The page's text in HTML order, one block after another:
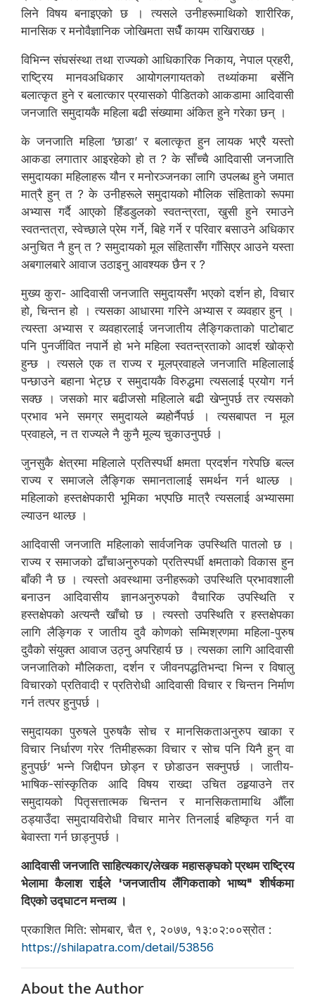
लिने विषय बनाइएको छ । त्यसले उनीहरूमाथिको शारीरिक,
मानसिक र मनोवैज्ञानिक जोखिमता सधैँ कायम राखिराख्छ ।
विभिन्न संघसंस्था तथा राज्यको आधिकारिक निकाय, नेपाल प्रहरी,
राष्ट्रिय मानवअधिकार आयोगलगायतको तथ्यांकमा बर्सेनि
बलात्कृत हुने र बलात्कार प्रयासको पीडितको आकडामा आदिवासी
जनजाति समुदायकै महिला बढी संख्यामा अंकित हुने गरेका छन् ।
के जनजाति महिला ‘छाडा’ र बलात्कृत हुन लायक भएरै यस्तो
आकडा लगातार आइरहेको हो त ? के साँच्चै आदिवासी जनजाति
समुदायका महिलाहरू यौन र मनोरञ्जनका लागि उपलब्ध हुने जमात
मात्रै हुन् त ? के उनीहरूले समुदायको मौलिक संहिताको रूपमा
अभ्यास गर्दै आएको हिँडडुलको स्वतन्त्रता, खुसी हुने रमाउने
स्वतन्तत्रा, स्वेच्छाले प्रेम गर्ने, बिहे गर्ने र परिवार बसाउने अधिकार
अनुचित नै हुन् त ? समुदायको मूल संहितासँग गाँसिएर आउने यस्ता
अबगालबारे आवाज उठाइनु आवश्यक छैन र ?
मुख्य कुरा- आदिवासी जनजाति समुदायसँग भएको दर्शन हो, विचार
हो, चिन्तन हो । त्यसका आधारमा गरिने अभ्यास र व्यवहार हुन् ।
त्यस्ता अभ्यास र व्यवहारलाई जनजातीय लैङ्गिकताको पाटोबाट
पनि पुनर्जीवित नपार्ने हो भने महिला स्वतन्त्रताको आदर्श खोक्रो
हुन्छ । त्यसले एक त राज्य र मूलप्रवाहले जनजाति महिलालाई
पन्छाउने बहाना भेट्छ र समुदायकै विरुद्धमा त्यसलाई प्रयोग गर्न
सक्छ । जसको मार बढीजसो महिलाले बढी खेप्नुपर्छ तर त्यसको
प्रभाव भने समग्र समुदायले ब्यहोर्नैपर्छ । त्यसबापत न मूल
प्रवाहले, न त राज्यले नै कुनै मूल्य चुकाउनुपर्छ ।
जुनसुकै क्षेत्रमा महिलाले प्रतिस्पर्धी क्षमता प्रदर्शन गरेपछि बल्ल
राज्य र समाजले लैङ्गिक समानतालाई समर्थन गर्न थाल्छ ।
महिलाको हस्तक्षेपकारी भूमिका भएपछि मात्रै त्यसलाई अभ्यासमा
ल्याउन थाल्छ ।
आदिवासी जनजाति महिलाको सार्वजनिक उपस्थिति पातलो छ ।
राज्य र समाजको ढाँचाअनुरुपको प्रतिस्पर्धी क्षमताको विकास हुन
बाँकी नै छ । त्यस्तो अवस्थामा उनीहरूको उपस्थिति प्रभावशाली
बनाउन आदिवासीय ज्ञानअनुरुपको वैचारिक उपस्थिति र
हस्तक्षेपको अत्यन्तै खाँचो छ । त्यस्तो उपस्थिति र हस्तक्षेपका
लागि लैङ्गिक र जातीय दुवै कोणको सम्मिश्रणमा महिला-पुरुष
दुवैको संयुक्त आवाज उठ्नु अपरिहार्य छ । त्यसका लागि आदिवासी
जनजातिको मौलिकता, दर्शन र जीवनपद्धतिभन्दा भिन्न र विषालु
विचारको प्रतिवादी र प्रतिरोधी आदिवासी विचार र चिन्तन निर्माण
गर्न तत्पर हुनुपर्छ ।
समुदायका पुरुषले पुरुषकै सोच र मानसिकताअनुरुप खाका र
विचार निर्धारण गरेर ‘तिमीहरूका विचार र सोच पनि यिनै हुन् वा
हुनुपर्छ’ भन्ने जिद्दीपन छोड्न र छोडाउन सक्नुपर्छ । जातीय-
भाषिक-सांस्कृतिक आदि विषय राख्दा उचित ठहर्‍याउने तर
समुदायको पितृसत्तात्मक चिन्तन र मानसिकतामाथि औँला
ठड्याउँदा समुदायविरोधी विचार मानेर तिनलाई बहिष्कृत गर्न वा
बेवास्ता गर्न छाड्नुपर्छ ।
आदिवासी जनजाति साहित्यकार/लेखक महासङ्घको प्रथम राष्ट्रिय
भेलामा कैलाश राईले 'जनजातीय लैंगिकताकाे भाष्य" शीर्षकमा
दिएकाे उद्घाटन मन्तव्य ।
प्रकाशित मिति: सोमबार, चैत ९, २०७७, १३:०२:००स्रोत :
https://shilapatra.com/detail/53856
About the Author